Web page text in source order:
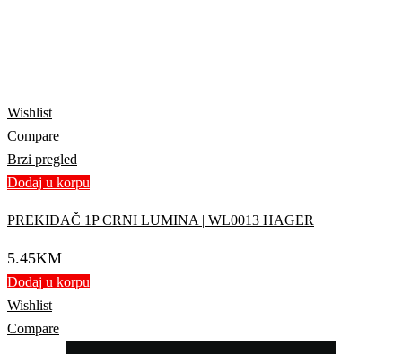
Wishlist
Compare
Brzi pregled
Dodaj u korpu
PREKIDAČ 1P CRNI LUMINA | WL0013 HAGER
5.45KM
Dodaj u korpu
Wishlist
Compare